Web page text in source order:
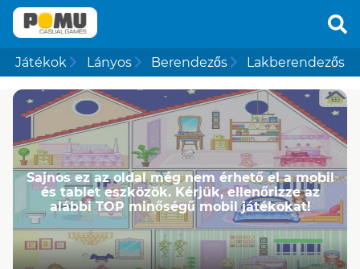
Játékok Lányos Berendezős Lakberendezős
Sajnos ez az oldal még nem érhető el a mobil
és tablet eszközök. Kérjük, ellenőrizze az
alábbi TOP minőségű mobil játékokat!